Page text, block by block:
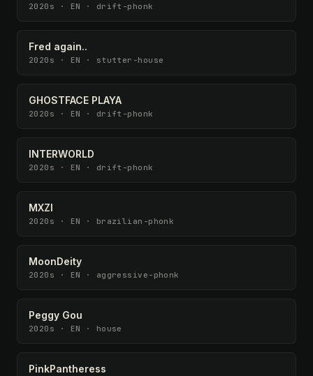
2020s · EN · drift-phonk
Fred again..
2020s · EN · stutter-house
GHOSTFACE PLAYA
2020s · EN · drift-phonk
INTERWORLD
2020s · EN · drift-phonk
MXZI
2020s · EN · brazilian-phonk
MoonDeity
2020s · EN · aggressive-phonk
Peggy Gou
2020s · EN · house
PinkPantheress